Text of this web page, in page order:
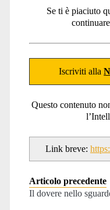
Se ti è piaciuto
Iscriviti alla
Questo contenuto
Link breve:
Articolo precedente
Il dovere nello